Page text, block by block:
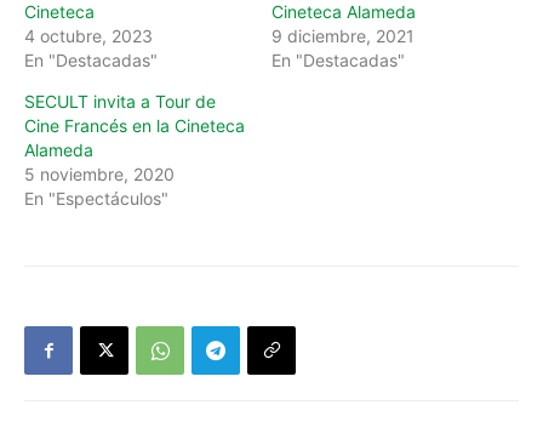
Cineteca
4 octubre, 2023
En "Destacadas"
Cineteca Alameda
9 diciembre, 2021
En "Destacadas"
SECULT invita a Tour de
Cine Francés en la Cineteca
Alameda
5 noviembre, 2020
En "Espectáculos"